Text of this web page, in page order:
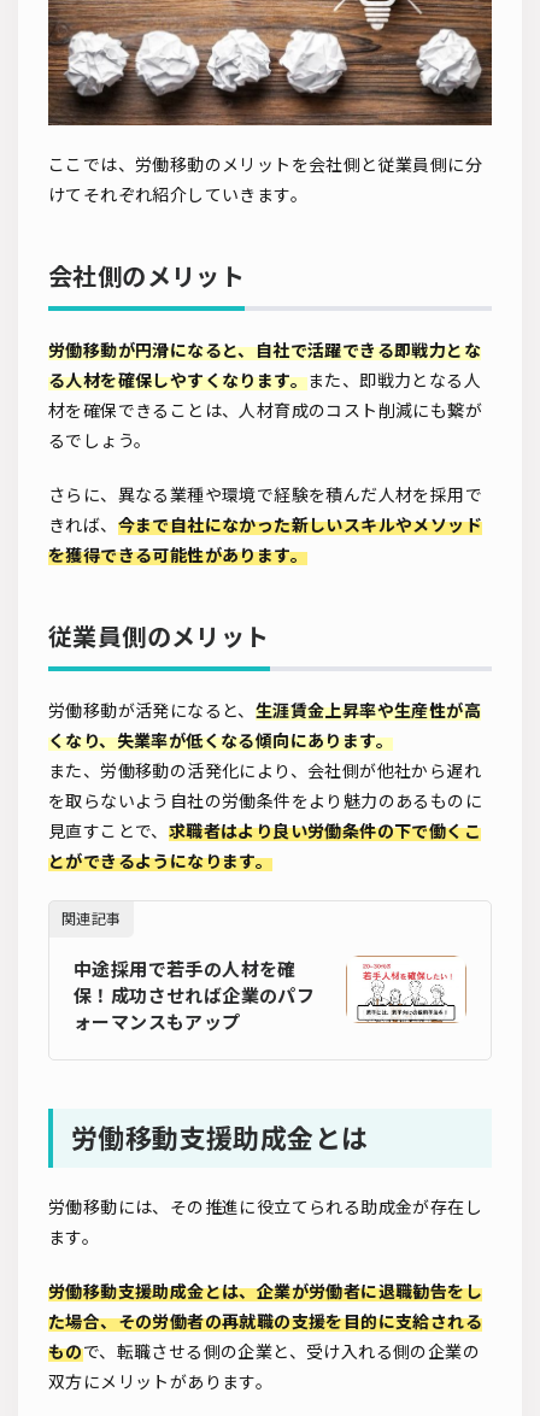
ここでは、労働移動のメリットを会社側と従業員側に分
けてそれぞれ紹介していきます。
会社側のメリット
労働移動が円滑になると、自社で活躍できる即戦力とな
る人材を確保しやすくなります。また、即戦力となる人
材を確保できることは、人材育成のコスト削減にも繋が
るでしょう。
さらに、異なる業種や環境で経験を積んだ人材を採用で
きれば、 今まで自社になかった新しいスキルやメソッド
を獲得できる可能性があります。
従業員側のメリット
労働移動が活発になると、 生涯賃金上昇率や生産性が高
くなり、失業率が低くなる傾向にあります。
また、労働移動の活発化により、会社側が他社から遅れ
を取らないよう自社の労働条件をより魅力のあるものに
見直すことで、 求職者はより良い労働条件の下で働くこ
とができるようになります。
関連記事
中途採用で若手の人材を確
保！成功させれば企業のパフ
ォーマンスもアップ
労働移動支援助成金とは
労働移動には、その推進に役立てられる助成金が存在し
ます。
労働移動支援助成金とは、企業が労働者に退職勧告をし
た場合、その労働者の再就職の支援を目的に支給される
もので、転職させる側の企業と、受け入れる側の企業の
双方にメリットがあります。